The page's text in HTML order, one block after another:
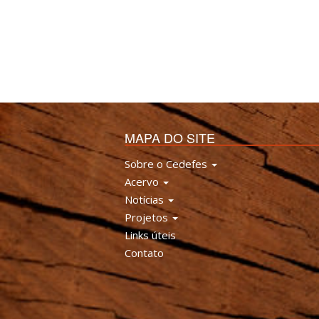
MAPA DO SITE
Sobre o Cedefes
Acervo
Notícias
Projetos
Links úteis
Contato